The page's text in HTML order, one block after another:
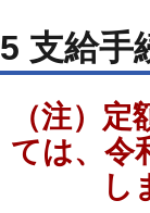
5 支給手
（注）
ては、令
しま